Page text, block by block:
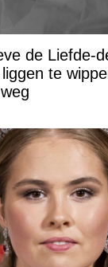
de Liefde-
te